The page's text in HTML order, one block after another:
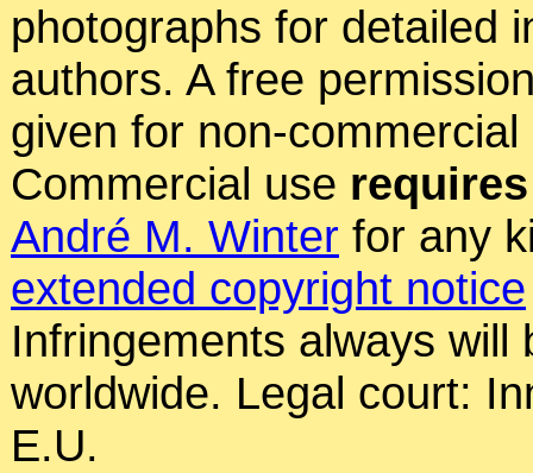
photographs for detailed
authors. A free
given for non-
Commercial use requires
André M. Winter for any
extended copyright notice
Infringements always will
worldwide. Legal court:
E.U.